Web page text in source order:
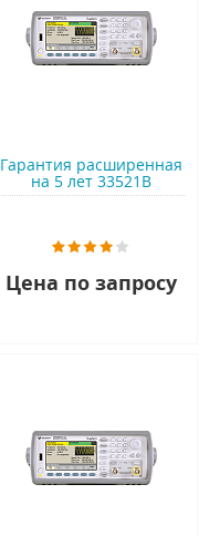
Гарантия расширенная
на 5 лет 33521B
Цена по запросу